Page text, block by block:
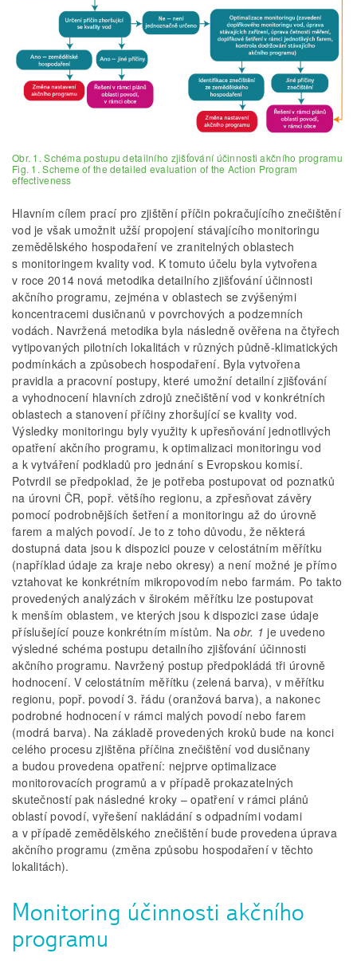
Obr. 1. Schéma postupu detailního zjišťování účinnosti akčního programu
Fig. 1. Scheme of the detailed evaluation of the Action Program
effectiveness
Hlavním cílem prací pro zjištění příčin pokračujícího znečištění
vod je však umožnit užší propojení stávajícího monitoringu
zemědělského hospodaření ve zranitelných oblastech
s monitoringem kvality vod. K tomuto účelu byla vytvořena
v roce 2014 nová metodika detailního zjišťování účinnosti
akčního programu, zejména v oblastech se zvýšenými
koncentracemi dusičnanů v povrchových a podzemních
vodách. Navržená metodika byla následně ověřena na čtyřech
vytipovaných pilotních lokalitách v různých půdně-klimatických
podmínkách a způsobech hospodaření. Byla vytvořena
pravidla a pracovní postupy, které umožní detailní zjišťování
a vyhodnocení hlavních zdrojů znečištění vod v konkrétních
oblastech a stanovení příčiny zhoršující se kvality vod.
Výsledky monitoringu byly využity k upřesňování jednotlivých
opatření akčního programu, k optimalizaci monitoringu vod
a k vytváření podkladů pro jednání s Evropskou komisí.
Potvrdil se předpoklad, že je potřeba postupovat od poznatků
na úrovni ČR, popř. většího regionu, a zpřesňovat závěry
pomocí podrobnějších šetření a monitoringu až do úrovně
farem a malých povodí. Je to z toho důvodu, že některá
dostupná data jsou k dispozici pouze v celostátním měřítku
(například údaje za kraje nebo okresy) a není možné je přímo
vztahovat ke konkrétním mikropovodím nebo farmám. Po takto
provedených analýzách v širokém měřítku lze postupovat
k menším oblastem, ve kterých jsou k dispozici zase údaje
příslušející pouze konkrétním místům. Naobr. 1 je uvedeno
výsledné schéma postupu detailního zjišťování účinnosti
akčního programu. Navržený postup předpokládá tři úrovně
hodnocení. V celostátním měřítku (zelená barva), v měřítku
regionu, popř. povodí 3. řádu (oranžová barva), a nakonec
podrobné hodnocení v rámci malých povodí nebo farem
(modrá barva). Na základě provedených kroků bude na konci
celého procesu zjištěna příčina znečištění vod dusičnany
a budou provedena opatření: nejprve optimalizace
monitorovacích programů a v případě prokazatelných
skutečností pak následné kroky – opatření v rámci plánů
oblastí povodí, vyřešení nakládání s odpadními vodami
a v případě zemědělského znečištění bude provedena úprava
akčního programu (změna způsobu hospodaření v těchto
lokalitách).
Monitoring účinnosti akčního
programu